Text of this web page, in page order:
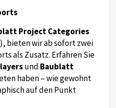
Project Categories
bieten wir ab sofort zwei
als Zusatz. Erfahren Sie
und Baublatt
haben – wie gewohnt
auf den Punkt